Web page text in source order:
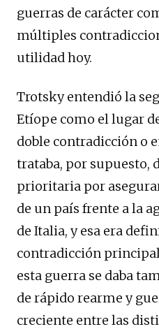
guerras de carácter
múltiples
utilidad hoy.
Trotsky entendió la
Etíope como el lugar
doble contradicción o
trataba, por supuesto,
prioritaria por
de un país frente a la
de Italia, y esa era
contradicción
esta guerra se daba
de rápido rearme y
creciente entre las